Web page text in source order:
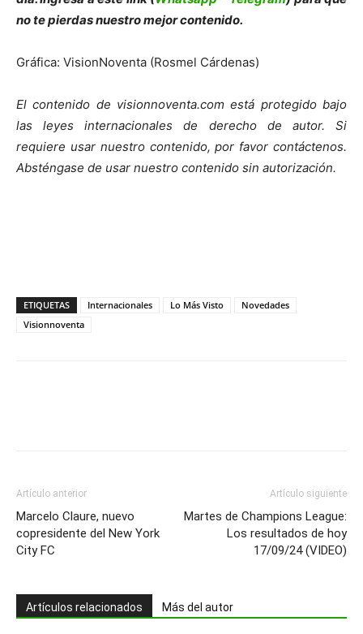
no te pierdas nuestro mejor contenido.
Gráfica: VisionNoventa (Rosmel Cárdenas)
El contenido de visionnoventa.com está protegido bajo
las leyes internacionales de derecho de autor. Si
requiere usar nuestro contenido, por favor contáctenos.
Absténgase de usar nuestro contenido sin autorización.
ETIQUETAS Internacionales Lo Más Visto
Novedades
Visionnoventa
Artículo anterior
Marcelo Claure, nuevo
copresidente del New York
City FC
Artículo siguiente
Martes de Champions League:
Los resultados de hoy
17/09/24 (VIDEO)
Artículos relacionados Más del autor